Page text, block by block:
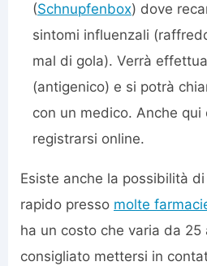
(Schnupfenbox) dove
sintomi influenzali
mal di gola). Verrà
(antigenico) e si potrà
con un medico. Anche qui
registrarsi online.
Esiste anche la possibilità
rapido presso molte
ha un costo che varia da 25
consigliato mettersi in